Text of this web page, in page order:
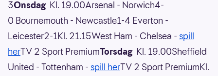
3OnsdagKl. 19.00Arsenal - Norwich4-
0 Bournemouth - Newcastle1-4 Everton -
Leicester2-1Kl. 21.15West Ham - Chelsea - spill
herTV 2 Sport PremiumTorsdagKl. 19.00Sheffield
United - Tottenham - spill herTV 2 Sport PremiumKl.